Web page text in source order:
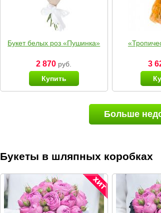
Букет белых роз «Пушинка»
2 870 руб.
Купить
3
Больше
Букеты в шляпных коробках